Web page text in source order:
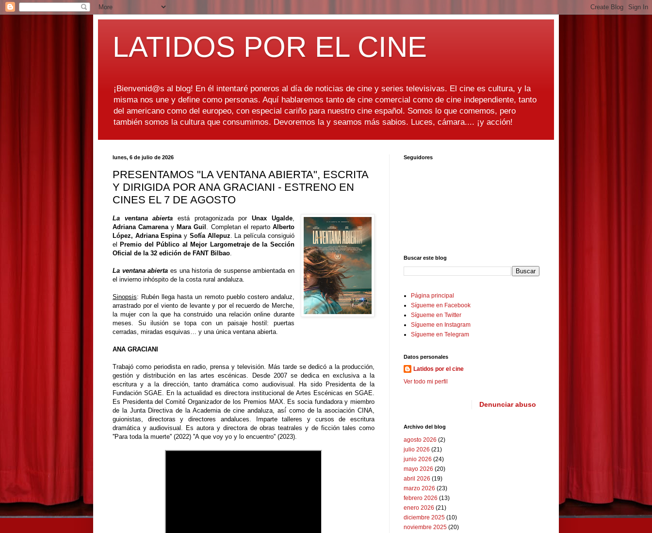
LATIDOS POR EL CINE
¡Bienvenid@s al blog! En él intentaré poneros al día de noticias de cine y series televisivas. El cine es cultura, y la
misma nos une y define como personas. Aquí hablaremos tanto de cine comercial como de cine independiente, tanto
del americano como del europeo, con especial cariño para nuestro cine español. Somos lo que comemos, pero
también somos la cultura que consumimos. Devoremos la y seamos más sabios. Luces, cámara.... ¡y acción!
lunes, 6 de julio de 2026
PRESENTAMOS "LA VENTANA ABIERTA", ESCRITA
Y DIRIGIDA POR ANA GRACIANI - ESTRENO EN
CINES EL 7 DE AGOSTO
La ventana abierta está protagonizada porUnax Ugalde,
Adriana Camarenay Mara Guil . Completan el reparto Alberto
López, Adriana Espinay Sofía Allepuz. La película consiguió
el
Premio del Público al Mejor Largometraje de la Sección
Oficial de la 32 edición de FANT Bilbao.
La ventana abierta es una historia de suspense ambientada en
el invierno inhóspito de la costa rural andaluza.
Sinopsis: Rubén llega hasta un remoto pueblo costero andaluz,
arrastrado por el viento de levante y por el recuerdo de Merche,
la mujer con la que ha construido una relación online durante
meses. Su ilusión se topa con un paisaje hostil: puertas
cerradas, miradas esquivas… y una única ventana abierta.
ANA GRACIANI
Trabajó como periodista en radio, prensa y televisión. Más tarde se dedicó a la producción,
gestión y distribución en las artes escénicas. Desde 2007 se dedica en exclusiva a la
escritura y a la dirección, tanto dramática como audiovisual. Ha sido Presidenta de la
Fundación SGAE. En la actualidad es directora institucional de Artes Escénicas en SGAE.
Es Presidenta del Comité́ Organizador de los Premios MAX. Es socia fundadora y miembro
de la Junta Directiva de la Academia de cine andaluza, así́ como de la asociación CINA,
guionistas, directoras y directores andaluces. Imparte talleres y cursos de escritura
dramática y audiovisual. Es autora y directora de obras teatrales y de ficción tales como
''Para toda la muerte'' (2022) ''A que voy yo y lo encuentro'' (2023).
Seguidores
Buscar este blog
Página principal
Sígueme en Facebook
Sígueme en Twitter
Sígueme en Instagram
Sígueme en Telegram
Datos personales
Latidos por el cine
Ver todo mi perfil
Denunciar abuso
Archivo del blog
agosto 2026 (2)
julio 2026 (21)
junio 2026 (24)
mayo 2026 (20)
abril 2026 (19)
marzo 2026 (23)
febrero 2026 (13)
enero 2026 (21)
diciembre 2025 (10)
noviembre 2025 (20)